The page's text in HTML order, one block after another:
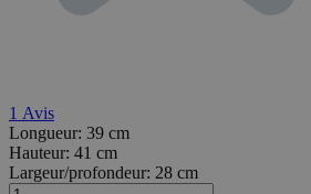
1 Avis
Longueur: 39 cm
Hauteur: 41 cm
Largeur/profondeur: 28 cm